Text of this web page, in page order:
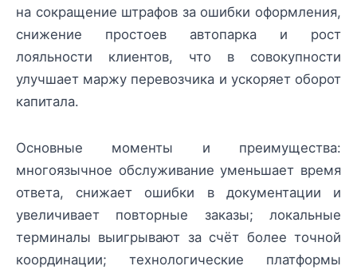
на сокращение штрафов за ошибки оформления,
снижение простоев автопарка и рост
лояльности клиентов, что в совокупности
улучшает маржу перевозчика и ускоряет оборот
капитала.
Основные моменты и преимущества:
многоязычное обслуживание уменьшает время
ответа, снижает ошибки в документации и
увеличивает повторные заказы; локальные
терминалы выигрывают за счёт более точной
координации; технологические платформы